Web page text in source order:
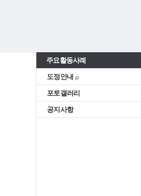
주요활동사례
도정안내
포토갤러리
공지사항